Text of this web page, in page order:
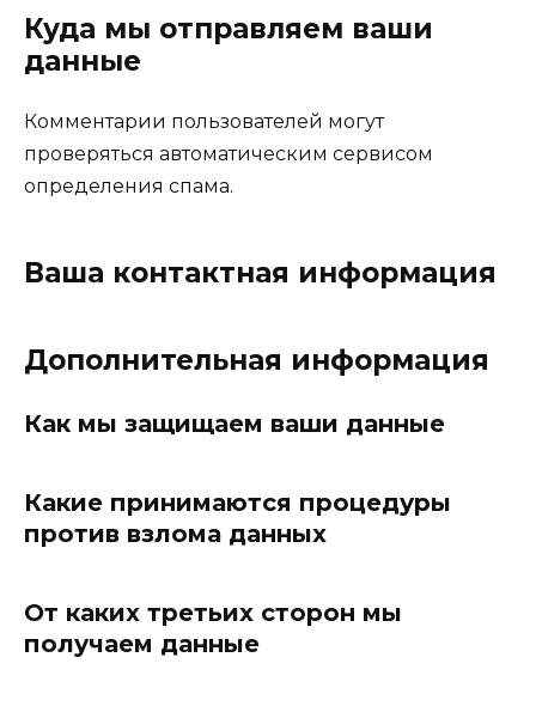
Куда мы отправляем ваши
данные
Комментарии пользователей могут
проверяться автоматическим сервисом
определения спама.
Ваша контактная информация
Дополнительная информация
Как мы защищаем ваши данные
Какие принимаются процедуры
против взлома данных
От каких третьих сторон мы
получаем данные